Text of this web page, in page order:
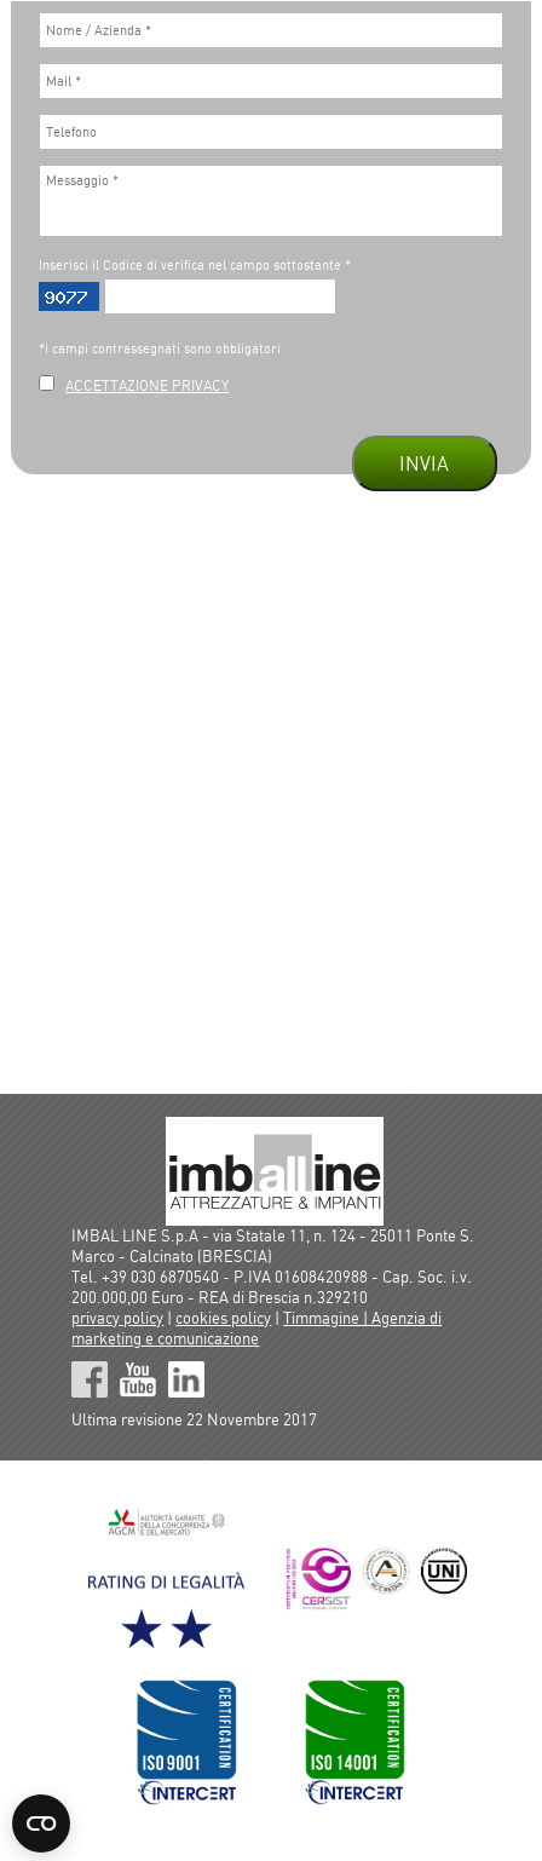
Inserisci il Codice di verifica nel campo sottostante *
*i campi contrassegnati sono obbligatori
ACCETTAZIONE PRIVACY
INVIA
IMBAL LINE S.p.A - via Statale 11, n. 124 - 25011 Ponte S.
Marco - Calcinato (BRESCIA)
Tel. +39 030 6870540 - P.IVA 01608420988 - Cap. Soc. i.v.
200.000,00 Euro - REA di Brescia n.329210
privacy policy |cookies policy |Timmagine | Agenzia di
marketing e comunicazione
Ultima revisione 22 Novembre 2017